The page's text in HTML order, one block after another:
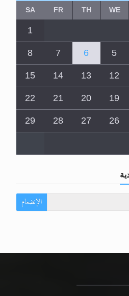
WE
TH
FR
SA
1
5
6
7
8
12
13
14
15
19
20
21
22
26
27
28
29
الإنضمام